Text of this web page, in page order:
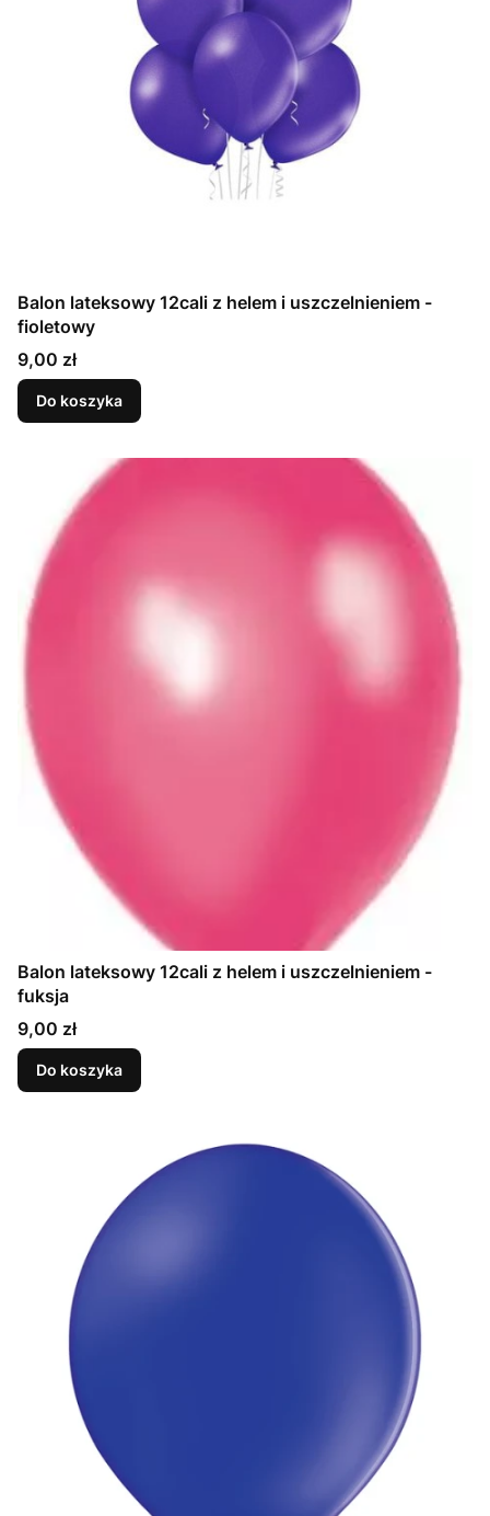
Balon lateksowy 12cali z helem i uszczelnieniem -
fioletowy
Cena
9,00 zł
Do koszyka
Balon lateksowy 12cali z helem i uszczelnieniem -
fuksja
Cena
9,00 zł
Do koszyka